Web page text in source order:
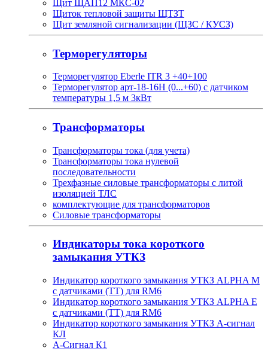
Щит ЩАП12 МКС-02
Щиток тепловой защиты ЩТЗТ
Щит земляной сигнализации (ЩЗС / КУСЗ)
Терморегуляторы
Терморегулятор Eberle ITR 3 +40+100
Терморегулятор арт-18-16H (0...+60) с датчиком
температуры 1,5 м 3кВт
Трансформаторы
Трансформаторы тока (для учета)
Трансформаторы тока нулевой
последовательности
Трехфазные силовые трансформаторы с литой
изоляцией ТЛС
комплектующие для трансформаторов
Силовые трансформаторы
Индикаторы тока короткого
замыкания УТКЗ
Индикатор короткого замыкания УТКЗ ALPHA M
с датчиками (ТТ) для RM6
Индикатор короткого замыкания УТКЗ ALPHA E
с датчиками (ТТ) для RM6
Индикатор короткого замыкания УТКЗ А-сигнал
КЛ
А-Сигнал К1